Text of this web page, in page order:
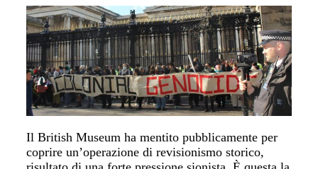
Il British Museum ha mentito pubblicamente per
coprire un’operazione di revisionismo storico,